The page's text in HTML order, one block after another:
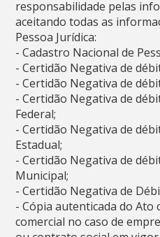
responsabilidade pelas
aceitando todas as
Pessoa Jurídica:
- Cadastro Nacional de
- Certidão Negativa de
- Certidão Negativa de
- Certidão Negativa de
Federal;
- Certidão Negativa de
Estadual;
- Certidão Negativa de
Municipal;
- Certidão Negativa de
- Cópia autenticada do
comercial no caso de